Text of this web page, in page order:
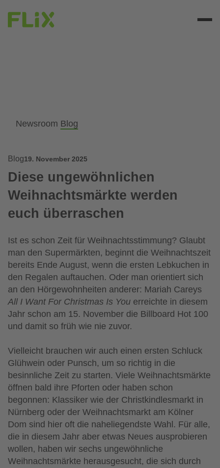
Newsroom Blog
Blog19. November 2025
Diese ungewöhnlichen
Weihnachtsmärkte werden
euch überraschen
Ist es schon Zeit für Weihnachtsstimmung? Glaubt
man den Supermärkten, beginnt die Weihnachtszeit
bereits Ende August, wenn die ersten Lebkuchen in
den Regalen auftauchen. Oder man orientiert sich
an den Hörgewohnheiten anderer: Mariah Careys
All I Want ForChristmas Is You erreichte in diesem
Jahr schon am 15. November die Billboard Hot 100
und damit so früh wie nie zuvor.
Vielleicht brauchen wir auch einen ersten Schluck
Glühwein oder Punsch, um so richtig in die
besinnliche Zeit zu starten. Viele Weihnachtsmärkte
öffnen bald ihre Pforten oder haben schon
begonnen: Klassiker wie d er Christkindlesmarkt in
Nürnberg oder der Weihnachtsmarkt am Kölner
Dom sind hier oft die naheliegend ste Wahl. Für alle,
die in diesem Jahr aber etwas Neues ausprobieren
wollen, haben wir sechs ungewöhnliche
Weihnachtsmärkte herausgesucht, die sich durch